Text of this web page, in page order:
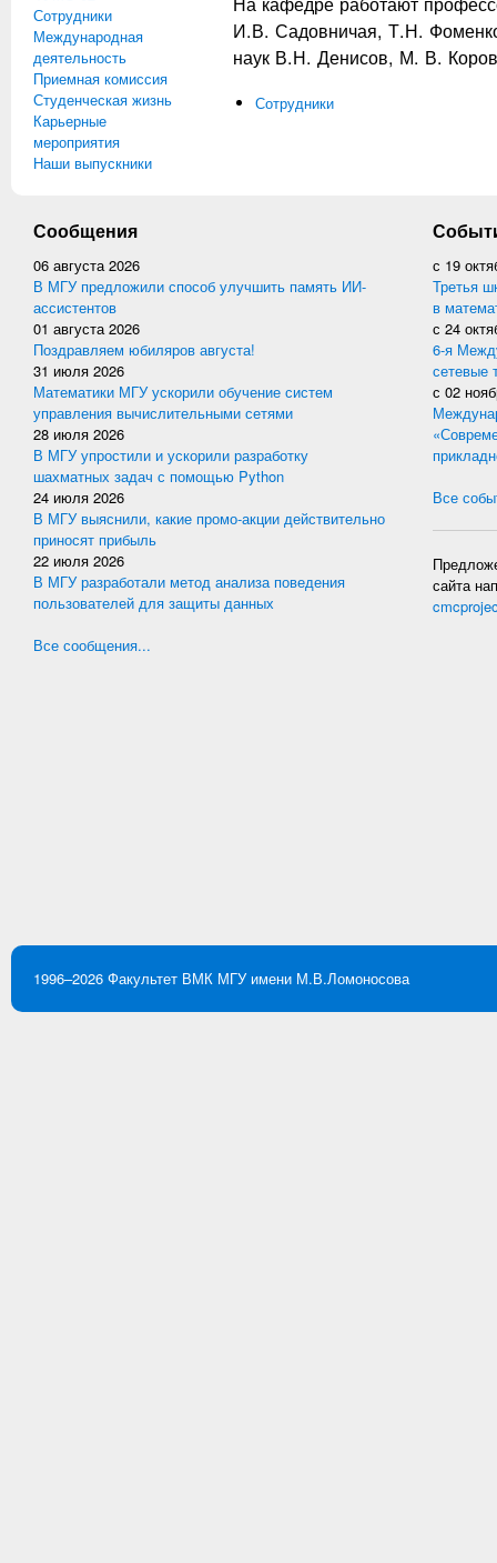
Сотрудники
Международная
деятельность
Приемная комиссия
Студенческая жизнь
Карьерные
мероприятия
Наши выпускники
И.В. Садовничая, Т.Н.
наук В.Н. Денисов, М. В.
Сотрудники
Сообщения
06 августа 2026
В МГУ предложили способ улучшить память ИИ-
ассистентов
01 августа 2026
Поздравляем юбиляров августа!
31 июля 2026
Математики МГУ ускорили обучение систем
управления вычислительными сетями
28 июля 2026
В МГУ упростили и ускорили разработку
шахматных задач с помощью Python
24 июля 2026
В МГУ выяснили, какие промо-акции действительно
приносят прибыль
22 июля 2026
В МГУ разработали метод анализа поведения
пользователей для защиты данных
Все сообщения...
с 19
Третья
в
с 24
6-я
сетевые
с 02
Все
сайта
1996–2026 Факультет ВМК МГУ имени М.В.Ломоносова